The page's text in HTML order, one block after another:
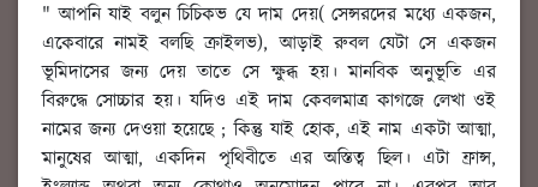
" আপনি যাই বলুন চিচিকভ যে দাম দেয়( সেন্সরদের মধ্যে একজন,
একেবারে নামই বলছি ক্রাইলভ), আড়াই রুবল যেটা সে একজন
ভূমিদাসের জন্য দেয় তাতে সে ক্ষুব্ধ হয়। মানবিক অনুভূতি এর
বিরুদ্ধে সোচ্চার হয়। যদিও এই দাম কেবলমাত্র কাগজে লেখা ওই
নামের জন্য দেওয়া হয়েছে ; কিন্তু যাই হোক, এই নাম একটা আত্মা,
মানুষের আত্মা, একদিন পৃথিবীতে এর অস্তিত্ব ছিল। এটা ফ্রান্স,